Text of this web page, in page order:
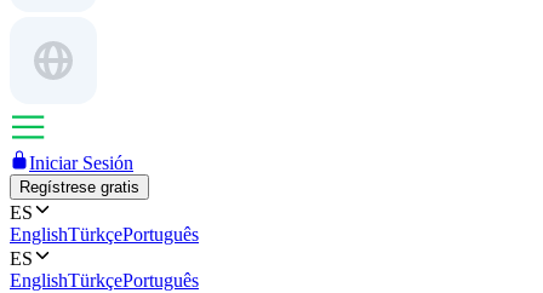
Iniciar Sesión
Regístrese gratis
ES
EnglishTürkçePortuguês
ES
EnglishTürkçePortuguês